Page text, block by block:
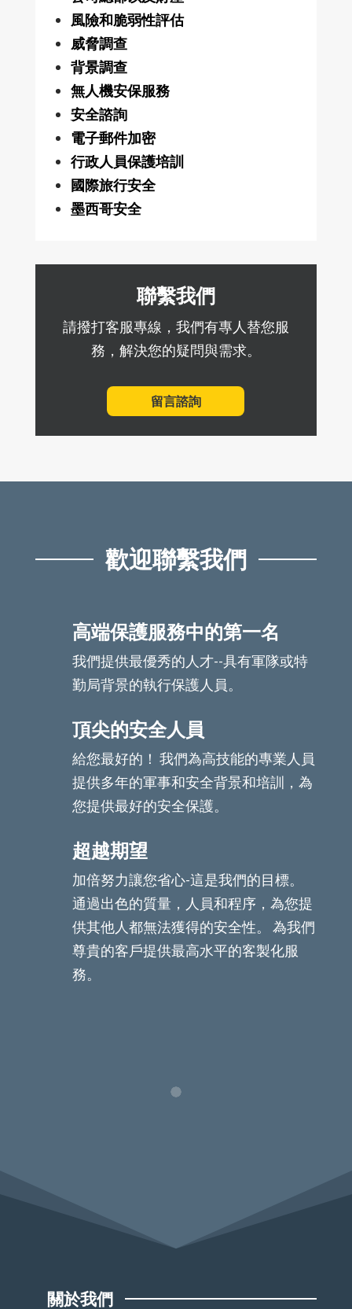
風險和脆弱性評估
威脅調查
背景調查
無人機安保服務
安全諮詢
電子郵件加密
行政人員保護培訓
國際旅行安全
墨西哥安全
聯繫我們
請撥打客服專線，我們有專人替您服
務，解決您的疑問與需求。
留言諮詢
歡迎聯繫我們
高端保護服務中的第一名
我們提供最優秀的人才--具有軍隊或特
勤局背景的執行保護人員。
頂尖的安全人員
給您最好的！ 我們為高技能的專業人員
提供多年的軍事和安全背景和培訓，為
您提供最好的安全保護。
超越期望
加倍努力讓您省心-這是我們的目標。
通過出色的質量，人員和程序，為您提
供其他人都無法獲得的安全性。 為我們
尊貴的客戶提供最高水平的客製化服
務。
關於我們